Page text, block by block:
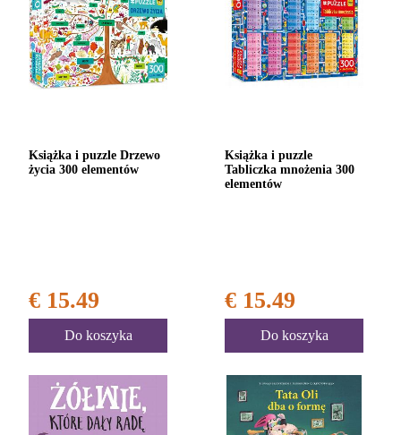
Książka i puzzle Drzewo
życia 300 elementów
€ 15.49
Do koszyka
Książka i puzzle
Tabliczka mnożenia 300
elementów
€ 15.49
Do koszyka